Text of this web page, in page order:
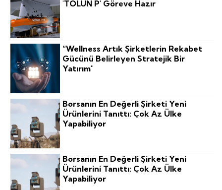
'TOLUN P' Göreve Hazır
“Wellness Artık Şirketlerin Rekabet
Gücünü Belirleyen Stratejik Bir
Yatırım"
Borsanın En Değerli Şirketi Yeni
Ürünlerini Tanıttı: Çok Az Ülke
Yapabiliyor
Borsanın En Değerli Şirketi Yeni
Ürünlerini Tanıttı: Çok Az Ülke
Yapabiliyor